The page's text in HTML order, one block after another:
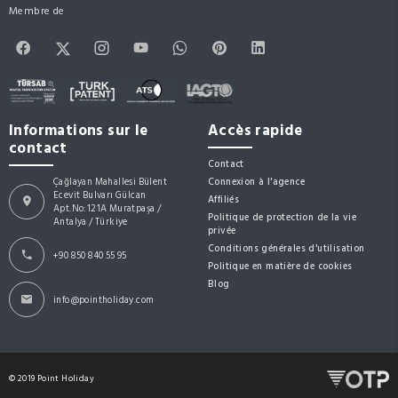
Membre de
Informations sur le
contact
Çağlayan Mahallesi Bülent
Ecevit Bulvarı Gülcan
Apt.No:121A Muratpaşa /
Antalya / Türkiye
+90 850 840 55 95
info@pointholiday.com
Accès rapide
Contact
Connexion à l'agence
Affiliés
Politique de protection de la vie
privée
Conditions générales d'utilisation
Politique en matière de cookies
Blog
© 2019 Point Holiday